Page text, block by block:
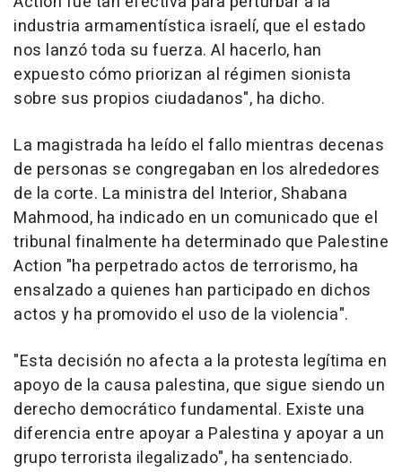
industria armamentística israelí, que el estado
nos lanzó toda su fuerza. Al hacerlo, han
expuesto cómo priorizan al régimen sionista
sobre sus propios ciudadanos", ha dicho.
La magistrada ha leído el fallo mientras decenas
de personas se congregaban en los alrededores
de la corte. La ministra del Interior, Shabana
Mahmood, ha indicado en un comunicado que el
tribunal finalmente ha determinado que Palestine
Action "ha perpetrado actos de terrorismo, ha
ensalzado a quienes han participado en dichos
actos y ha promovido el uso de la violencia".
"Esta decisión no afecta a la protesta legítima en
apoyo de la causa palestina, que sigue siendo un
derecho democrático fundamental. Existe una
diferencia entre apoyar a Palestina y apoyar a un
grupo terrorista ilegalizado", ha sentenciado.